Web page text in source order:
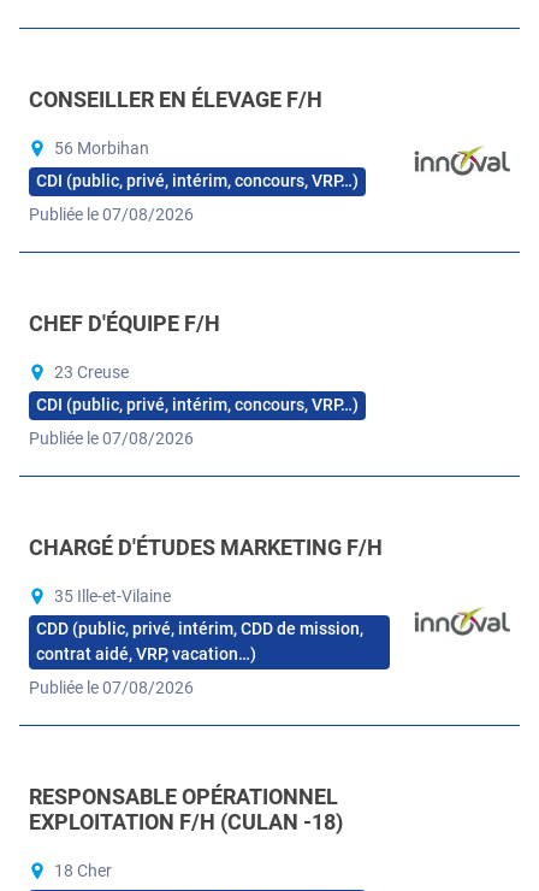
CONSEILLER EN ÉLEVAGE F/H
56 Morbihan
CDI (public, privé, intérim, concours, VRP…)
Publiée le 07/08/2026
CHEF D'ÉQUIPE F/H
23 Creuse
CDI (public, privé, intérim, concours, VRP…)
Publiée le 07/08/2026
CHARGÉ D'ÉTUDES MARKETING F/H
35 Ille-et-Vilaine
CDD (public, privé, intérim, CDD de mission,
contrat aidé, VRP, vacation…)
Publiée le 07/08/2026
RESPONSABLE OPÉRATIONNEL
EXPLOITATION F/H (CULAN -18)
18 Cher